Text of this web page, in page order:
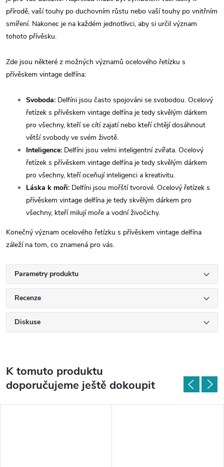
přírodě, vaší touhy po duchovním růstu nebo vaší touhy po vnitřním
smíření. Nakonec je na každém jednotlivci, aby si určil význam
tohoto přívěsku.
Zde jsou některé z možných významů ocelového řetízku s
přívěskem vintage delfína:
Svoboda: Delfíni jsou často spojováni se svobodou. Ocelový
řetízek s přívěskem vintage delfína je tedy skvělým dárkem
pro všechny, kteří se cítí zajatí nebo kteří chtějí dosáhnout
větší svobody ve svém životě.
Inteligence: Delfíni jsou velmi inteligentní zvířata. Ocelový
řetízek s přívěskem vintage delfína je tedy skvělým dárkem
pro všechny, kteří oceňují inteligenci a kreativitu.
Láska k moři: Delfíni jsou mořští tvorové. Ocelový řetízek s
přívěskem vintage delfína je tedy skvělým dárkem pro
všechny, kteří milují moře a vodní živočichy.
Konečný význam ocelového řetízku s přívěskem vintage delfína
záleží na tom, co znamená pro vás.
Parametry produktu
Recenze
Diskuse
K tomuto produktu
doporučujeme ještě dokoupit